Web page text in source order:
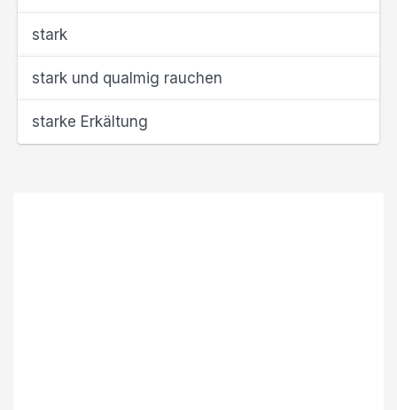
stark
stark und qualmig rauchen
starke Erkältung